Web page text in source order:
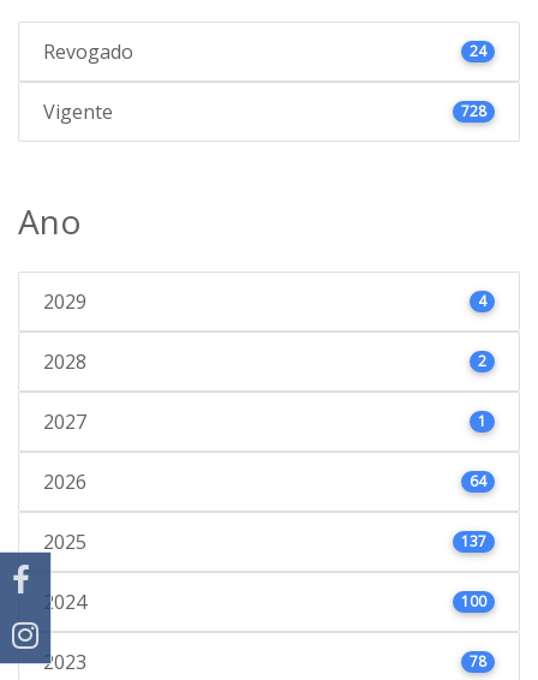
Revogado 24
Vigente 728
Ano
2029 4
2028 2
2027 1
2026 64
2025 137
2024 100
2023 78